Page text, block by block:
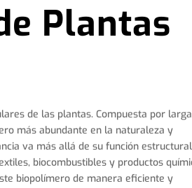
Plantas
de las plantas. Compuesta por
más abundante en la naturaleza y
va más allá de su función
biocombustibles y productos
biopolímero de manera eficiente y